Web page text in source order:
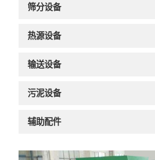
筛分设备
热源设备
输送设备
污泥设备
辅助配件